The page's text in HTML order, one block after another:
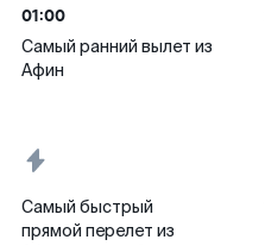
01:00
Самый ранний вылет из
Афин
Самый быстрый
прямой перелет из